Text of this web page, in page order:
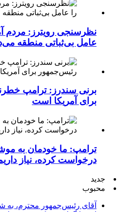
نظرسنجی رویترز: مردم
عامل بی‌ثباتی منطقه
برنی سندرز: ترامپ
برای آمریکا است
ترامپ: ما خودمان به
درخواست کرده، نیاز
جدید
محبوب
آقای رئیس‌جمهور محترم، به